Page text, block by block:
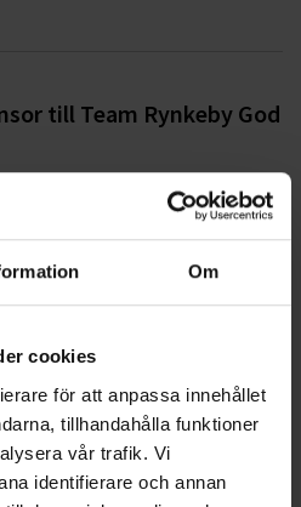
Om
cookies
för att anpassa innehållet
tillhandahålla funktioner
vår trafik. Vi
identifierare och annan
till Team Rynkeby God
IF Handboll i Sigtuna
pensionspartner